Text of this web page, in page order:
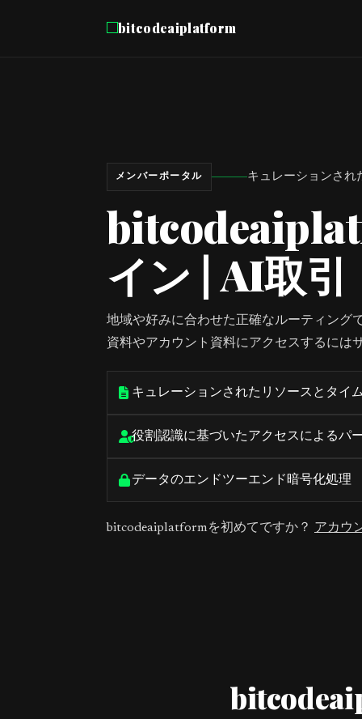
bitcodeaiplatform
メンバーポータル キュレーションされ
イン | AI取引
地域や好みに合わせた正確なルーティング
資料やアカウント資料にアクセスするには
キュレーションされたリソースとタイ
役割認識に基づいたアクセスによるパ
データのエンドツーエンド暗号化処理
bitcodeaiplatformを初めてですか？ アカウ